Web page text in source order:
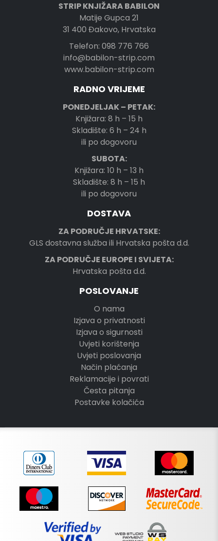
STRIP KNJIŽARA BABILON
Matije Gupca 21
31 400 Đakovo, Hrvatska
Telefon: 098 776 766
info@babilon-strip.com
www.babilon-strip.com
RADNO VRIJEME
PONEDJELJAK – PETAK:
Knjižara: 8 h – 15 h
Skladište: 6 h – 24 h
ili po dogovoru
SUBOTA:
Knjižara: 10 h – 13 h
Skladište: 8 h – 15 h
ili po dogovoru
DOSTAVA
ZA PODRUČJE HRVATSKE:
GLS dostavna služba ili Hrvatska pošta d.d.
ZA PODRUČJE EUROPE I SVIJETA:
Hrvatska pošta d.d.
POSLOVANJE
O nama
Izjava o privatnosti
Izjava o sigurnosti
Uvjeti korištenja
Uvjeti poslovanja
Način plaćanja
Reklamacije i povrati
Česta pitanja
Postavke kolačića